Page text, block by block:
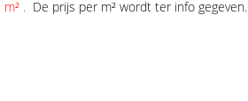
. De prijs per m² wordt ter info gegeven.